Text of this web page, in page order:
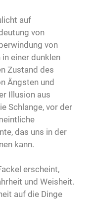
auf
von
von
einer dunklen
Zustand des
Ängsten und
Illusion aus
Schlange, vor der
das uns in der
kann.
erscheint,
und Weisheit.
auf die Dinge